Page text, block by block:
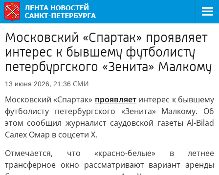
Московский «Спартак» проявляет
интерес к бывшему футболисту
петербургского «Зенита» Малкому
13 июня 2026, 21:36 СМИ
Московский «Спартак» проявляетинтерес к бывшему
футболисту петербургского «Зенита» Малкому. Об
этом сообщил журналист саудовской газеты Al-Bilad
Салех Омар в соцсети Х.
Отмечается, что «красно-белые» в летнее
трансферное окно рассматривают вариант аренды